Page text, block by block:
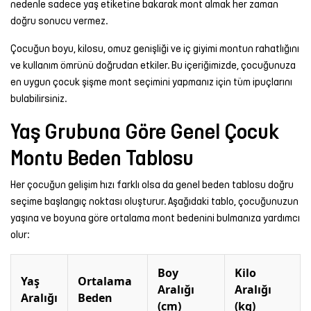
TÜM
ÜRÜNLER
nedenle sadece yaş etiketine bakarak mont almak her zaman
doğru sonucu vermez.
Çocuğun boyu, kilosu, omuz genişliği ve iç giyimi montun rahatlığını
ve kullanım ömrünü doğrudan etkiler. Bu içeriğimizde, çocuğunuza
en uygun çocuk şişme mont seçimini yapmanız için tüm ipuçlarını
bulabilirsiniz.
Yaş Grubuna Göre Genel Çocuk
Montu Beden Tablosu
Her çocuğun gelişim hızı farklı olsa da genel beden tablosu doğru
seçime başlangıç noktası oluşturur. Aşağıdaki tablo, çocuğunuzun
yaşına ve boyuna göre ortalama mont bedenini bulmanıza yardımcı
olur:
Yaş
Aralığı
Ortalama
Beden
Boy
Aralığı
(cm)
Kilo
Aralığı
(kg)